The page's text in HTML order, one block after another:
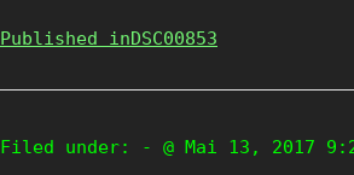
Published inDSC00853
Filed under: - @ Mai 13, 2017